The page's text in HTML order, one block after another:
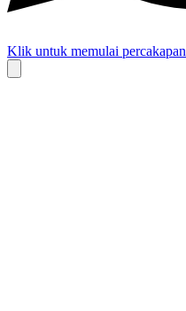
Klik untuk memulai percakapan